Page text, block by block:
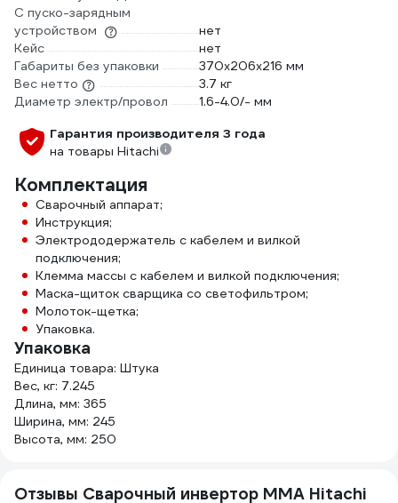
С пуско-зарядным
устройством
нет
Кейс
нет
Габариты без упаковки
370х206х216 мм
Вес нетто
3.7 кг
Диаметр электр/провол
1.6-4.0/- мм
Гарантия производителя 3 года
на товары Hitachi
Комплектация
Сварочный аппарат;
Инструкция;
Электрододержатель с кабелем и вилкой
подключения;
Клемма массы с кабелем и вилкой подключения;
Маска-щиток сварщика со светофильтром;
Молоток-щетка;
Упаковка.
Упаковка
Единица товара: Штука
Вес, кг: 7.245
Длина, мм: 365
Ширина, мм: 245
Высота, мм: 250
Отзывы Сварочный инвертор MMA Hitachi